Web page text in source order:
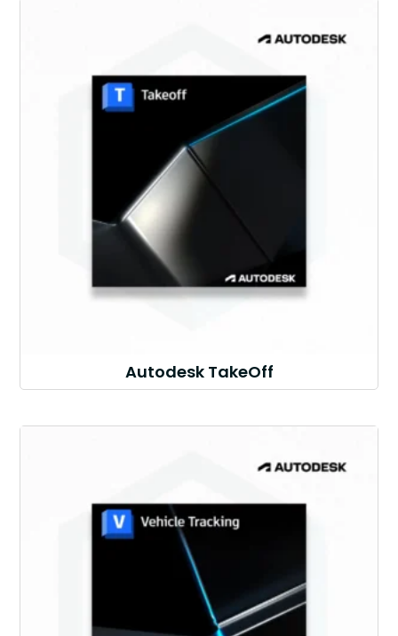
Autodesk TakeOff